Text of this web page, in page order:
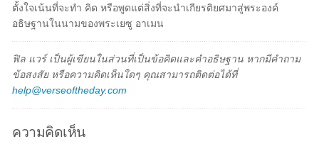
ตั้งใจเน้นที่จะทำ คิด หรือพูดแต่สิ่งที่จะนำเกียรติยศมาสู่พระองค์
อธิษฐานในนามของพระเยซู อาเมน
ฟิล แวร์ เป็นผู้เขียนในส่วนที่เป็นข้อคิดและคำอธิษฐาน หากมีคำถาม
ข้อสงสัย หรือความคิดเห็นใดๆ คุณสามารถติดต่อได้ที่
help@verseoftheday.com
ความคิดเห็น